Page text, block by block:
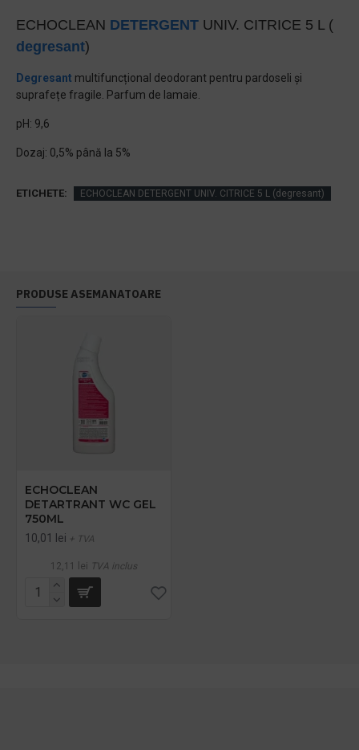
ECHOCLEAN DETERGENT UNIV. CITRICE 5 L (
degresant)
Degresant multifuncțional deodorant pentru pardoseli și
suprafețe fragile. Parfum de lamaie.
pH: 9,6
Dozaj: 0,5% până la 5%
ETICHETE: ECHOCLEAN DETERGENT UNIV. CITRICE 5 L (degresant)
PRODUSE ASEMANATOARE
ECHOCLEAN
DETARTRANT WC GEL
750ML
10,01 lei + TVA
12,11 lei TVA inclus